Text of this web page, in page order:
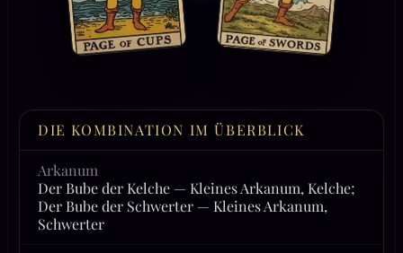
DIE KOMBINATION IM ÜBERBLICK
Arkanum
Der Bube der Kelche — Kleines Arkanum, Kelche;
Der Bube der Schwerter — Kleines Arkanum,
Schwerter